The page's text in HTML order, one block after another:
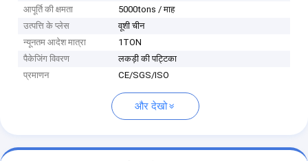
आपूर्ति की क्षमता
5000tons / माह
उत्पत्ति के प्लेस
वूशी चीन
न्यूनतम आदेश मात्रा
1TON
पैकेजिंग विवरण
लकड़ी की पट्टिका
प्रमाणन
CE/SGS/ISO
और देखो